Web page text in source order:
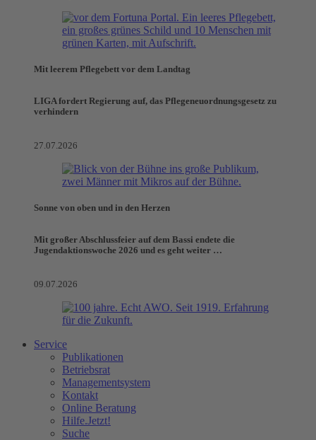
Mit leerem Pflegebett vor dem Landtag
LIGA fordert Regierung auf, das Pflegeneuordnungsgesetz zu
verhindern
27.07.2026
Sonne von oben und in den Herzen
Mit großer Abschlussfeier auf dem Bassi endete die
Jugendaktionswoche 2026 und es geht weiter …
09.07.2026
Service
Publikationen
Betriebsrat
Managementsystem
Kontakt
Online Beratung
Hilfe.Jetzt!
Suche